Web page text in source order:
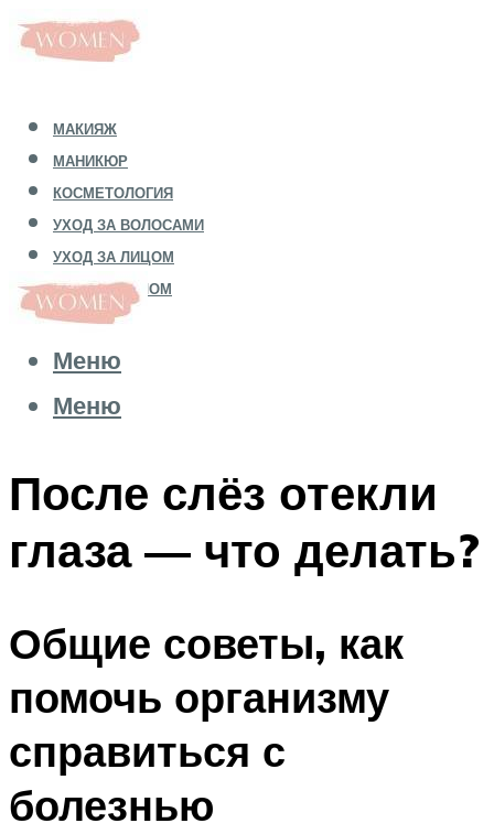
МАКИЯЖ
МАНИКЮР
КОСМЕТОЛОГИЯ
УХОД ЗА ВОЛОСАМИ
УХОД ЗА ЛИЦОМ
УХОД ЗА ТЕЛОМ
Меню
Меню
После слёз отекли
глаза — что делать?
Общие советы, как
помочь организму
справиться с
болезнью